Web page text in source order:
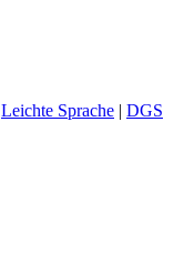
Leichte Sprache | DGS